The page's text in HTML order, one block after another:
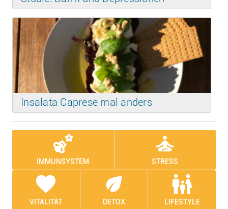
Insalata Caprese mal anders
emoji_nature
IMMUNSYSTEM
self_improvement
STRESS
favorite
VITALITÄT
eco
DETOX
family_restroom
LIFESTYLE